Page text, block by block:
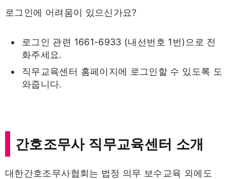
로그인에 어려움이 있으신가요?
로그인 관련 1661-6933 (내선번호 1번)으로 전
화주세요.
직무교육센터 홈페이지에 로그인할 수 있도록 도
와줍니다.
간호조무사 직무교육센터 소개
대한간호조무사협회는 법정 의무 보수교육 외에도